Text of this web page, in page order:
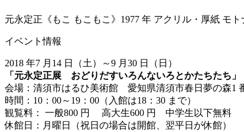
元永定正《もこ もこもこ》1977 年 アクリル・厚紙 モ
イベント情報
2018 年7 月14 日（土）～9 月30 日（日）
「元永定正展 おどりだすいろんないろとかたちたち」
会場：清須市はるひ美術館 愛知県清須市春日夢の森1
時間：10：00～19：00（入館は18：30 まで）
観覧料： 一般800 円 高大生600 円 中学生以下無料
休館日：月曜日（祝日の場合は開館、翌平日が休館）